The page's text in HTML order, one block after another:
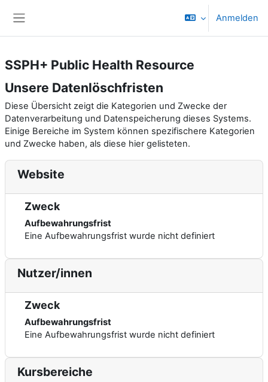
Anmelden
SSPH+ Public Health Resource
Unsere Datenlöschfristen
Diese Übersicht zeigt die Kategorien und Zwecke der
Datenverarbeitung und Datenspeicherung dieses Systems.
Einige Bereiche im System können spezifischere Kategorien
und Zwecke haben, als diese hier gelisteten.
Website
Zweck
Aufbewahrungsfrist
Eine Aufbewahrungsfrist wurde nicht definiert
Nutzer/innen
Zweck
Aufbewahrungsfrist
Eine Aufbewahrungsfrist wurde nicht definiert
Kursbereiche